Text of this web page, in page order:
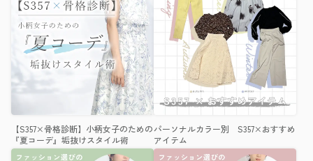
【S357×骨格診断】小柄女子のための
『夏コーデ』垢抜けスタイル術
パーソナルカラー別 S357×おすすめ
アイテム